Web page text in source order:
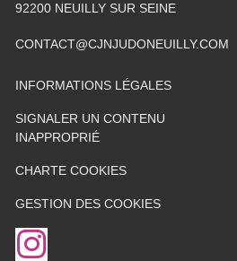
92200 NEUILLY SUR SEINE
CONTACT@CJNJUDONEUILLY.COM
INFORMATIONS LÉGALES
SIGNALER UN CONTENU
INAPPROPRIÉ
CHARTE COOKIES
GESTION DES COOKIES